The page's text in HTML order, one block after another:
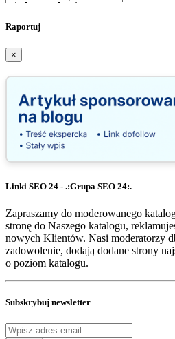
Raportuj
×
Linki SEO 24 - .:Grupa SEO 24:.
Zapraszamy do moderowanego
stronę do Naszego katalogu,
nowych Klientów. Nasi moderatorzy
zadowolenie, dodają dodane strony
o poziom katalogu.
Subskrybuj newsletter